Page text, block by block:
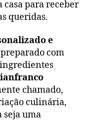
casa para receber
queridas.
e
com
chamado,
culinária,
seja uma